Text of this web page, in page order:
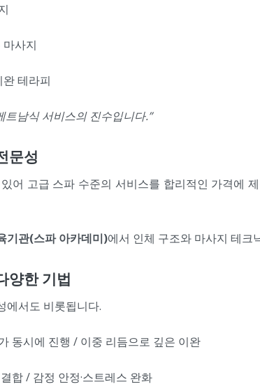
사지
테라피
트남식 서비스의 진수입니다.”
문성
어 고급 스파 수준의 서비스를 합리적인 가격에
기관(스파 아카데미)에서 인체 구조와 마사지 테크
양한 기법
에서도 비롯됩니다.
동시에 진행 / 이중 리듬으로 깊은 이완
합 / 감정 안정·스트레스 완화